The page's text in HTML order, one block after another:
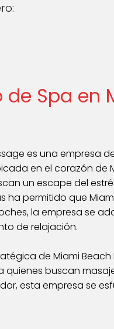
de Spa en
es una empresa
en el corazón
un escape del
ha permitido que
la empresa se
de relajación.
de Miami
quienes buscan
esta empresa se